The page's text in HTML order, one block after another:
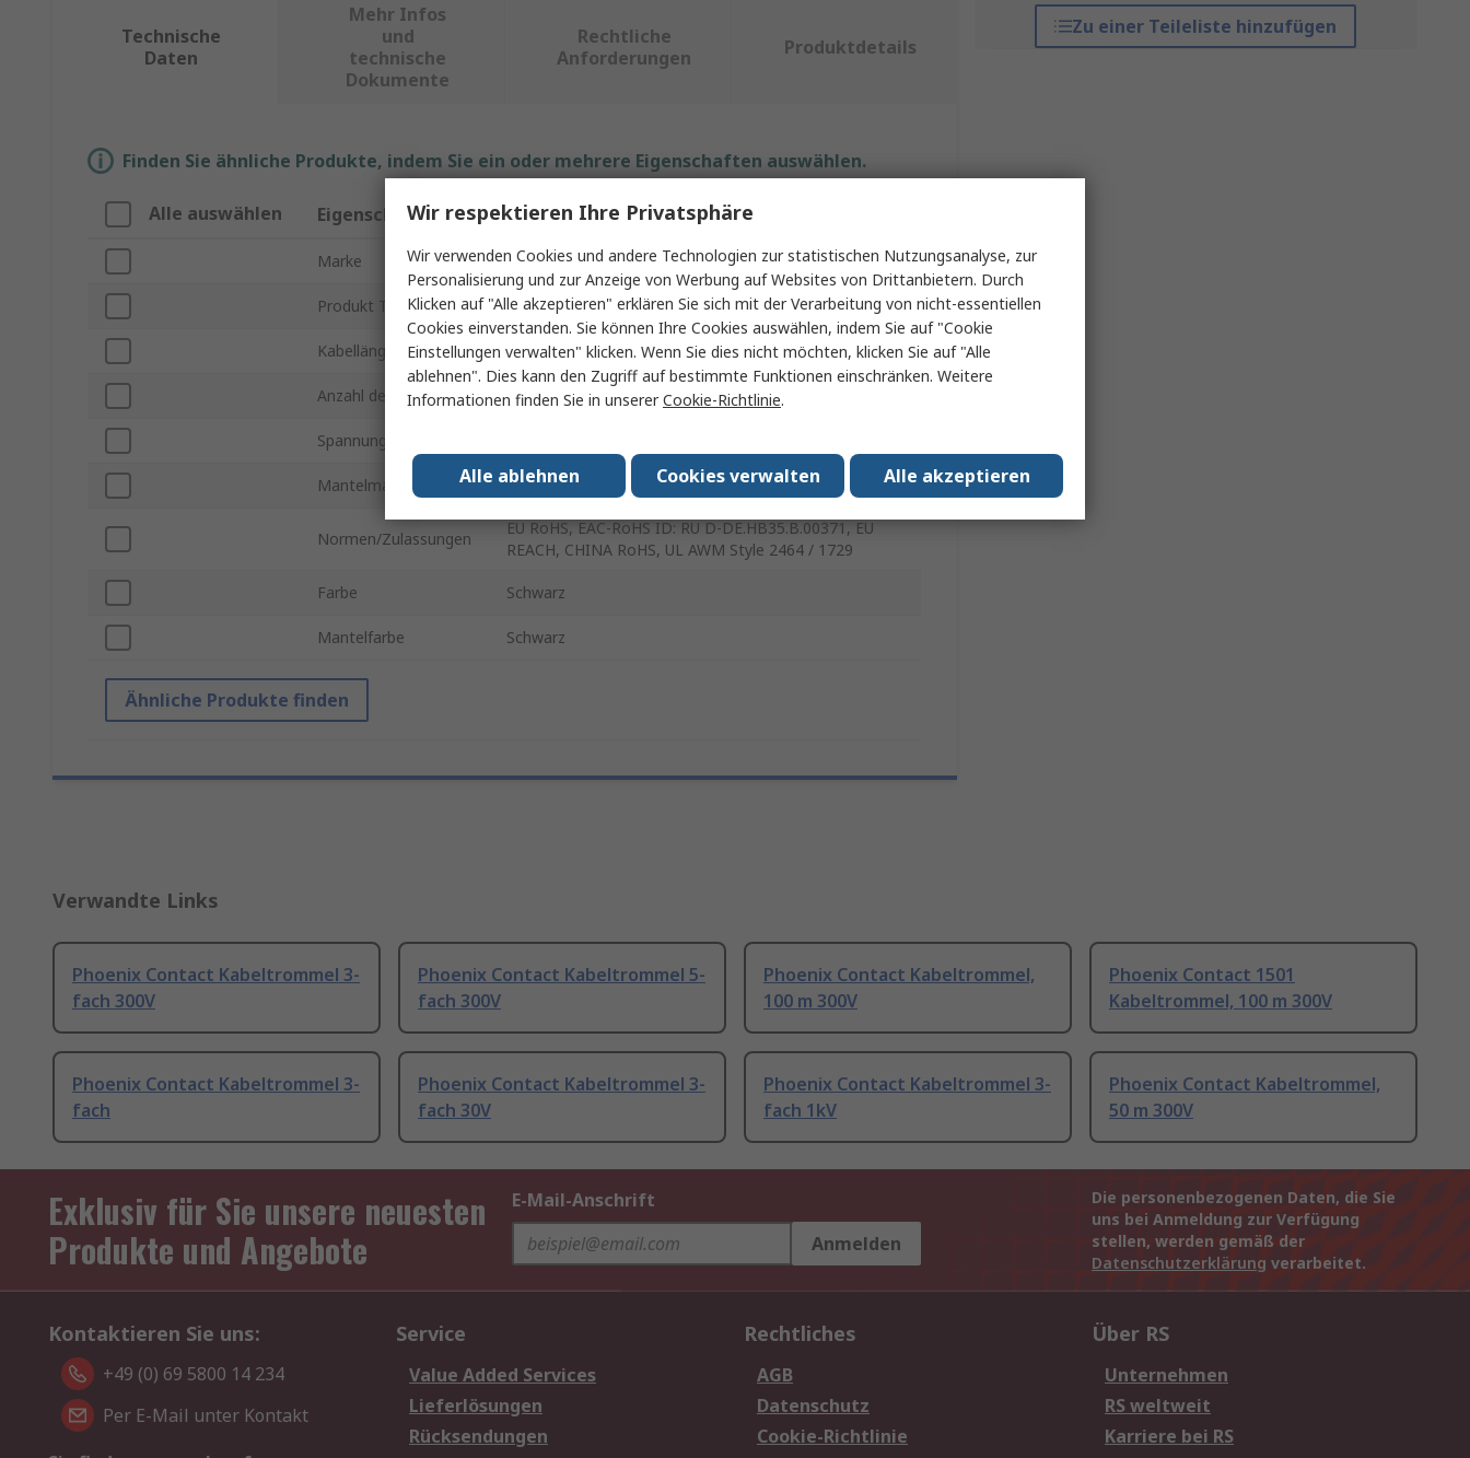
Zu einer Teileliste hinzufügen
Technische
Daten
Mehr Infos
und
technische
Dokumente
Rechtliche
Anforderungen
Produktdetails
Finden Sie ähnliche Produkte, indem Sie ein oder mehrere Eigenschaften auswählen.
Alle auswählen Eigenschaft Wert
Marke Phoenix Contact
Produkt Typ Kabeltrommel
Kabellänge 100m
Anzahl der Buchsen 3
Spannung
Mantelmaterial Polyvinylchlorid
Normen/Zulassungen
EU RoHS, EAC-RoHS ID: RU D-DE.HB35.B.00371, EU
REACH, CHINA RoHS, UL AWM Style 2464 / 1729
Farbe Schwarz
Mantelfarbe Schwarz
Ähnliche Produkte finden
Verwandte Links
Phoenix Contact Kabeltrommel 3-
fach 300V
Phoenix Contact Kabeltrommel 5-
fach 300V
Phoenix Contact Kabeltrommel,
100 m 300V
Phoenix Contact 1501
Kabeltrommel, 100 m 300V
Phoenix Contact Kabeltrommel 3-
fach
Phoenix Contact Kabeltrommel 3-
fach 30V
Phoenix Contact Kabeltrommel 3-
fach 1kV
Phoenix Contact Kabeltrommel,
50 m 300V
Exklusiv für Sie unsere neuesten
Produkte und Angebote
E-Mail-Anschrift
Anmelden
Die personenbezogenen Daten, die Sie
uns bei Anmeldung zur Verfügung
stellen, werden gemäß der
Datenschutzerklärung verarbeitet.
Kontaktieren Sie uns:
+49 (0) 69 5800 14 234
Per E-Mail unter Kontakt
Service
Value Added Services
Lieferlösungen
Rücksendungen
Rechtliches
AGB
Datenschutz
Cookie-Richtlinie
Über RS
Unternehmen
RS weltweit
Karriere bei RS
Wir respektieren Ihre Privatsphäre
Wir verwenden Cookies und andere Technologien zur statistischen Nutzungsanalyse, zur
Personalisierung und zur Anzeige von Werbung auf Websites von Drittanbietern. Durch
Klicken auf "Alle akzeptieren" erklären Sie sich mit der Verarbeitung von nicht-essentiellen
Cookies einverstanden. Sie können Ihre Cookies auswählen, indem Sie auf "Cookie
Einstellungen verwalten" klicken. Wenn Sie dies nicht möchten, klicken Sie auf "Alle
ablehnen". Dies kann den Zugriff auf bestimmte Funktionen einschränken. Weitere
Informationen finden Sie in unsererCookie-Richtlinie.
Alle akzeptieren
Cookies verwalten
Alle ablehnen